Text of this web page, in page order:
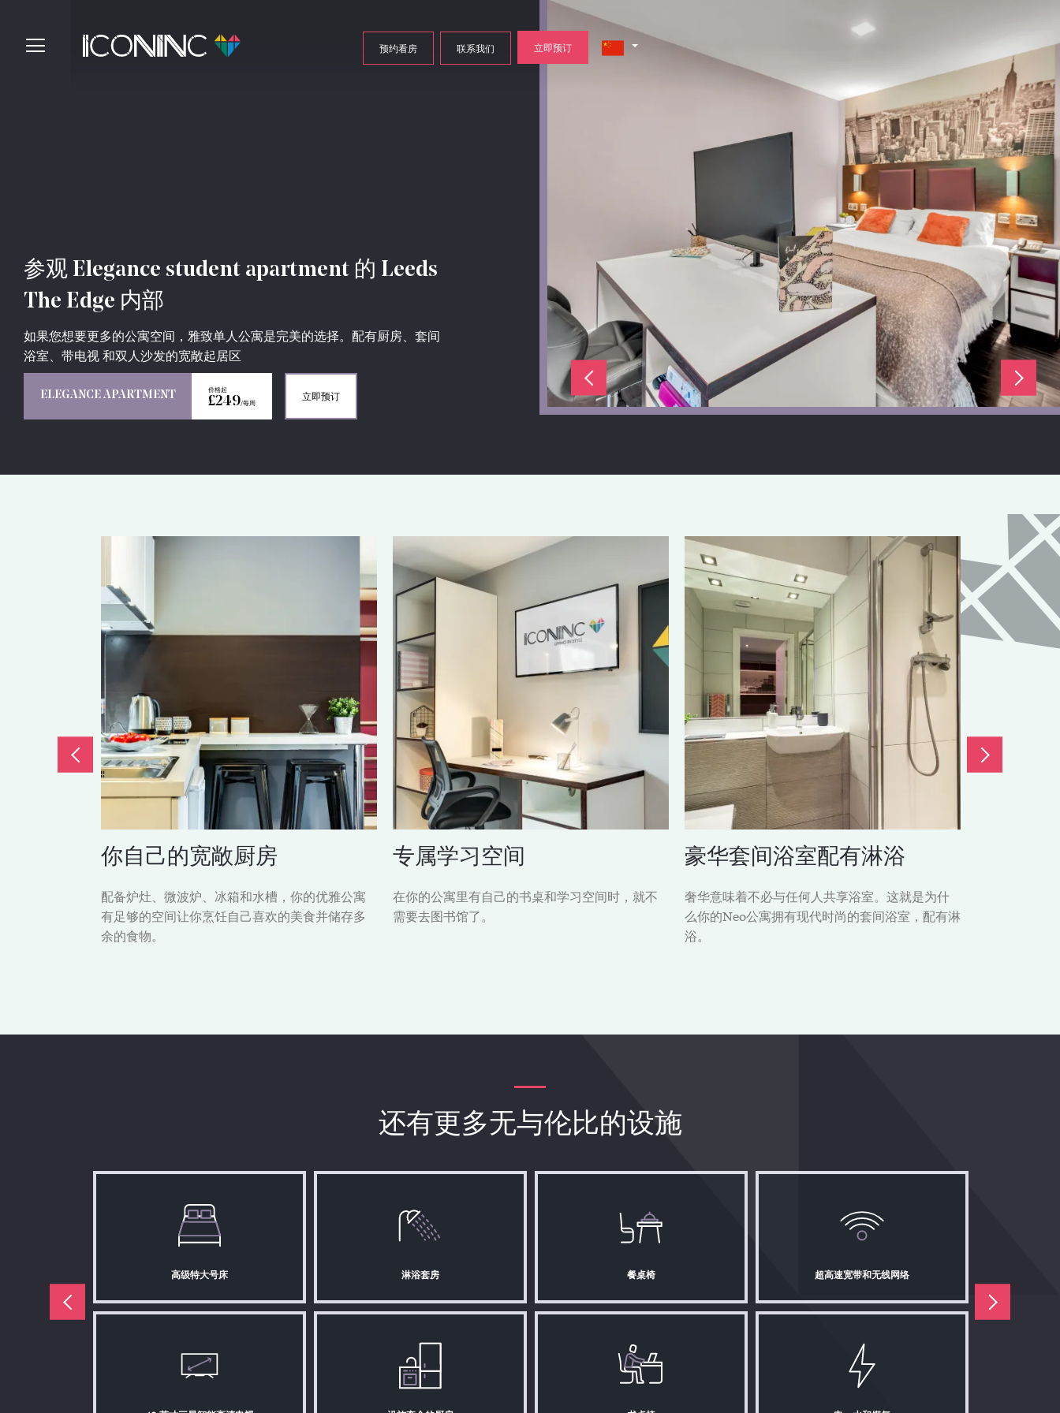
预约看房 联系我们 立即预订
参观 Elegance student apartment 的 Leeds
The Edge 内部
如果您想要更多的公寓空间，雅致单人公寓是完美的选择。配有厨房、套间
浴室、带电视 和双人沙发的宽敞起居区
ELEGANCE APARTMENT
价格起
£249/每周
立即预订
你自己的宽敞厨房
配备炉灶、微波炉、冰箱和水槽，你的优雅公寓
有足够的空间让你烹饪自己喜欢的美食并储存多
余的食物。
专属学习空间
在你的公寓里有自己的书桌和学习空间时，就不
需要去图书馆了。
豪华套间浴室配有淋浴
奢华意味着不必与任何人共享浴室。这就是为什
么你的Neo公寓拥有现代时尚的套间浴室，配有淋
浴。
还有更多无与伦比的设施
高级特大号床 淋浴套房 餐桌椅 超高速宽带和无线网络